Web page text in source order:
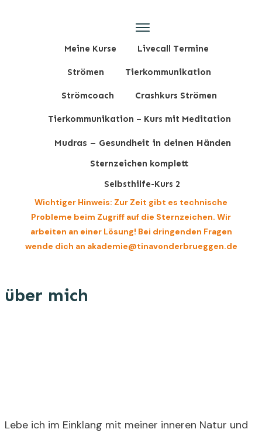
Meine Kurse Livecall Termine
Strömen Tierkommunikation
Strömcoach Crashkurs Strömen
Tierkommunikation – Kurs mit Meditation
Mudras – Gesundheit in deinen Händen
Sternzeichen komplett
Selbsthilfe-Kurs 2
Wichtiger Hinweis: Zur Zeit gibt es technische
Probleme beim Zugriff auf die Sternzeichen. Wir
arbeiten an einer Lösung! Bei dringenden Fragen
wende dich an akademie@tinavonderbrueggen.de
über mich
Lebe ich im Einklang mit meiner inneren Natur und